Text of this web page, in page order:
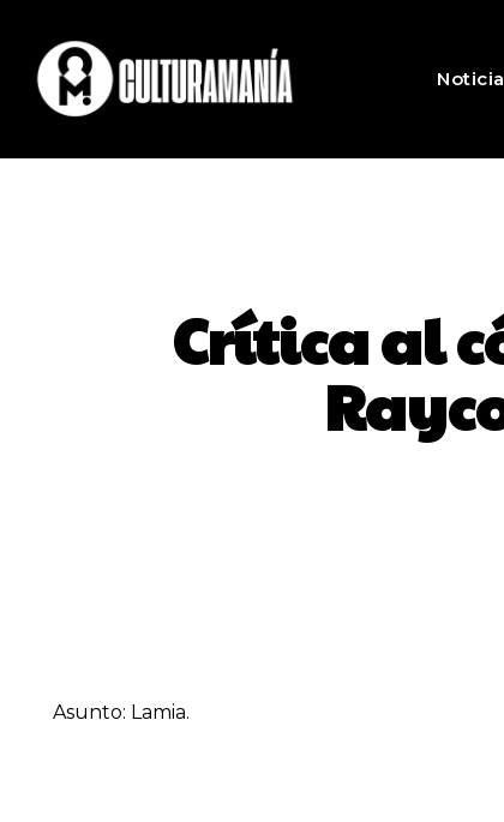
Crítica al
Asunto: Lamia.